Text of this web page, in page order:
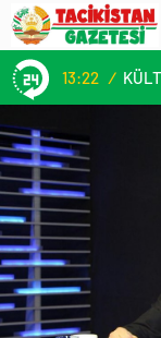
13:22 /